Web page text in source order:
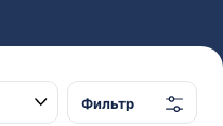
Фильтр